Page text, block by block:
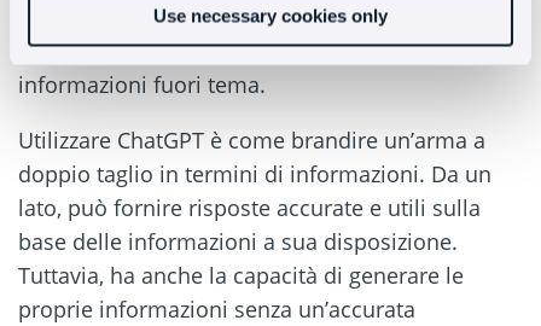
Use necessary cookies only
vogliamo assicurarci cheChatGPTrimanga fedele
al suo compito e non generi risposte o
informazioni fuori tema.
Utilizzare ChatGPT è come brandire un’arma a
doppio taglio in termini di informazioni. Da un
lato, può fornire risposte accurate e utili sulla
base delle informazioni a sua disposizione.
Tuttavia, ha anche la capacità di generare le
proprie informazioni senza un’accurata